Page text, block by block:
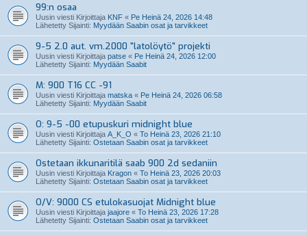
99:n osaa
Uusin viesti Kirjoittaja KNF « Pe Heinä 24, 2026 14:48
Lähetetty Sijainti: Myydään Saabin osat ja tarvikkeet
9-5 2.0 aut. vm.2000 "latolöytö" projekti
Uusin viesti Kirjoittaja patse « Pe Heinä 24, 2026 12:00
Lähetetty Sijainti: Myydään Saabit
M: 900 T16 CC -91
Uusin viesti Kirjoittaja matska « Pe Heinä 24, 2026 06:58
Lähetetty Sijainti: Myydään Saabit
O: 9-5 -00 etupuskuri midnight blue
Uusin viesti Kirjoittaja A_K_O « To Heinä 23, 2026 21:10
Lähetetty Sijainti: Ostetaan Saabin osat ja tarvikkeet
Ostetaan ikkunaritilä saab 900 2d sedaniin
Uusin viesti Kirjoittaja Kragon « To Heinä 23, 2026 20:03
Lähetetty Sijainti: Ostetaan Saabin osat ja tarvikkeet
O/V: 9000 CS etulokasuojat Midnight blue
Uusin viesti Kirjoittaja jaajore « To Heinä 23, 2026 17:28
Lähetetty Sijainti: Ostetaan Saabin osat ja tarvikkeet